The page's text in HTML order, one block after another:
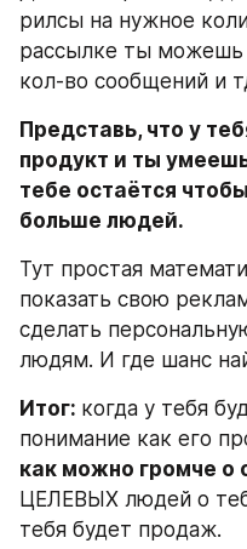
рилсы на нужное
рассылке ты можешь
кол-во сообщений и
Представь, что у
продукт и ты
тебе остаётся
больше людей.
Тут простая
показать свою
сделать
людям. И где шанс
Итог: когда у тебя
понимание как его
как можно громче о
ЦЕЛЕВЫХ людей о
тебя будет продаж.